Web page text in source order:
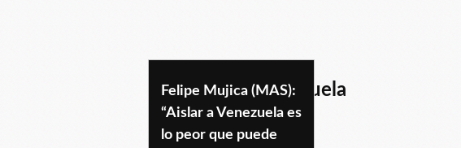
aislamientoavenezuela
Felipe Mujica (MAS):
“Aislar a Venezuela es
lo peor que puede